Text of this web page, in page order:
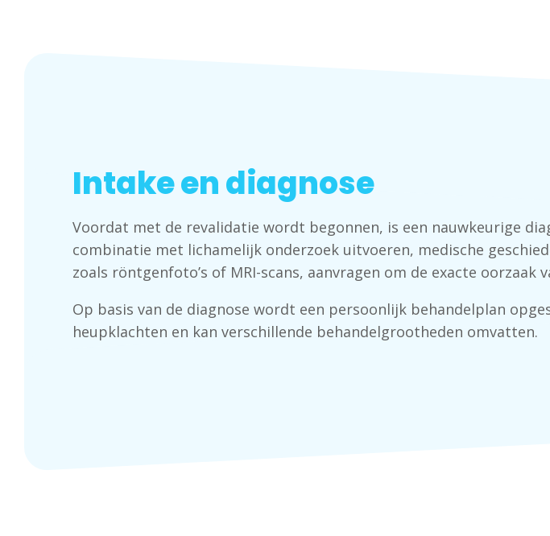
Intake en diagnose
Voordat met de revalidatie wordt begonnen, is een nauwkeurige
combinatie met lichamelijk onderzoek uitvoeren, medische
zoals röntgenfoto’s of MRI-scans, aanvragen om de exacte oorzaak
Op basis van de diagnose wordt een persoonlijk behandelplan
heupklachten en kan verschillende behandelgrootheden omvatten.